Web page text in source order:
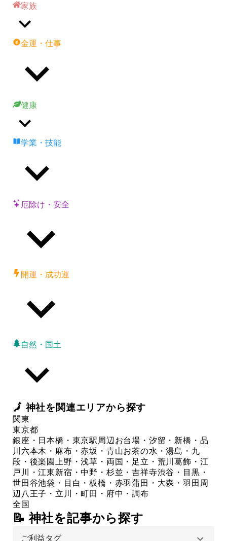
家族
金運・仕事
健康
学業・技能
厄除け・安全
開運・成功運
自然・国土
🗾神社を関連エリアから探す
関東
東京都
銀座・日本橋・東京駅周辺 お台場・汐留・新橋・品
川 六本木・麻布・赤坂・青山お茶の水・湯島・九
段・後楽園 上野・浅草・両国・足立・荒川葛飾・江
戸川・江東新宿・中野・杉並・吉祥寺渋谷・目黒・
世田谷池袋・目白・板橋・赤羽蒲田・大森・羽田周
辺 八王子・立川・町田・府中・調布
全国
📝 神社を記事から探す
ご利益タグ